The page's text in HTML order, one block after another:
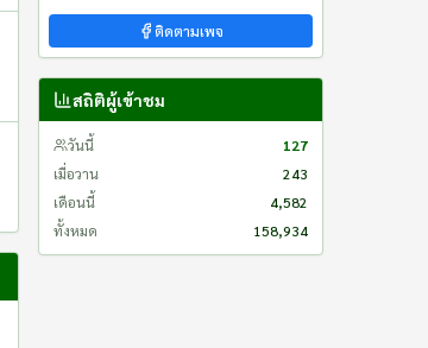
ติดตามเพจ
สถิติผู้เข้าชม
วันนี้
127
เมื่อวาน
243
เดือนนี้
4,582
ทั้งหมด
158,934